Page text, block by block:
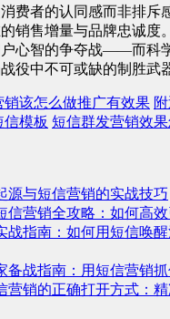
费者的认同感而非排斥
销售增量与品牌忠诚度
心智的争夺战——而科
役中不可或缺的制胜武
销该怎么做推广有效果
信模板 短信群发营销效
源与短信营销的实战技巧
信营销全攻略：如何高
战指南：如何用短信唤
备战指南：用短信营销抓
营销的正确打开方式：